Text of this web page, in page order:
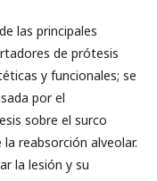
las principales
de prótesis
y funcionales; se
por el
sobre el surco
reabsorción alveolar.
la lesión y su